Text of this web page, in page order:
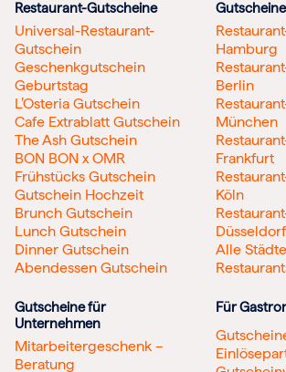
Restaurant-Gutscheine
Universal-Restaurant-
Gutschein
Geschenkgutschein
Geburtstag
L’Osteria Gutschein
Cafe Extrablatt Gutschein
The Ash Gutschein
BON BON x OMR
Frühstücks Gutschein
Gutschein Hochzeit
Brunch Gutschein
Lunch Gutschein
Dinner Gutschein
Abendessen Gutschein
Hamburg
Berlin
München
Frankfurt
Köln
Düsseldorf
Alle
Gutscheine für
Unternehmen
Mitarbeitergeschenk –
Beratung
Für